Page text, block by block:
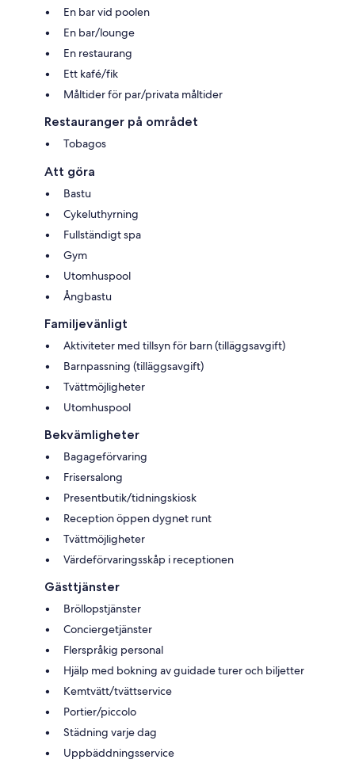
En bar vid poolen
En bar/lounge
En restaurang
Ett kafé/fik
Måltider för par/privata måltider
Restauranger på området
Tobagos
Att göra
Bastu
Cykeluthyrning
Fullständigt spa
Gym
Utomhuspool
Ångbastu
Familjevänligt
Aktiviteter med tillsyn för barn (tilläggsavgift)
Barnpassning (tilläggsavgift)
Tvättmöjligheter
Utomhuspool
Bekvämligheter
Bagageförvaring
Frisersalong
Presentbutik/tidningskiosk
Reception öppen dygnet runt
Tvättmöjligheter
Värdeförvaringsskåp i receptionen
Gästtjänster
Bröllopstjänster
Conciergetjänster
Flerspråkig personal
Hjälp med bokning av guidade turer och biljetter
Kemtvätt/tvättservice
Portier/piccolo
Städning varje dag
Uppbäddningsservice